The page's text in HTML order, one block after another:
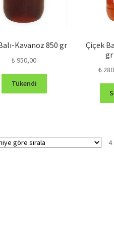
Kavanoz 850 gr
₺ 950,00
Tükendi
Çiçek
gr
₺
4